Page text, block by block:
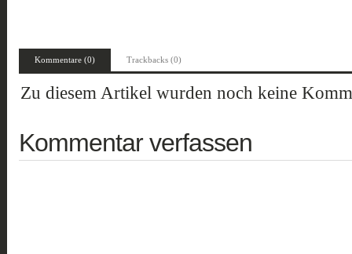
Kommentare (0) Trackbacks (0)
Zu diesem Artikel wurden noch keine
Kommentar verfassen